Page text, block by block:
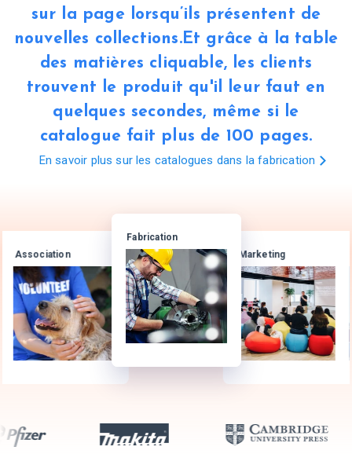
sur la page lorsqu’ils présentent de
nouvelles collections.Et grâce à la table
des matières cliquable, les clients
trouvent le produit qu'il leur faut en
quelques secondes, même si le
catalogue fait plus de 100 pages.
En savoir plus sur les catalogues dans la fabrication
Association
Fabrication
Marketing